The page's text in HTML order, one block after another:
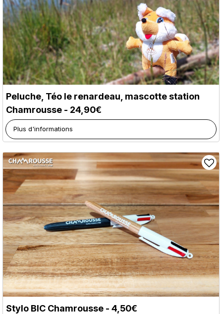
Peluche, Téo le renardeau, mascotte station
Chamrousse - 24,90€
Plus d'informations
Stylo BIC Chamrousse - 4,50€